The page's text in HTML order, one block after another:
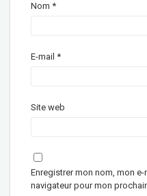
Nom *
E-mail *
Site web
Enregistrer mon nom, mon
navigateur pour mon